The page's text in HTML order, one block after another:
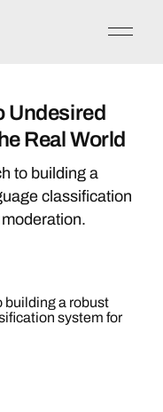
Undesired
Real World
to building a
classification
building a robust
system for